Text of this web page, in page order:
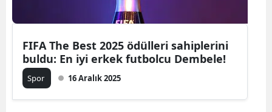
Çankırı
Çorum
Diyarbakır
FIFA The Best 2025 ödülleri sahiplerini
buldu: En iyi erkek futbolcu Dembele!
Spor 16 Aralık 2025